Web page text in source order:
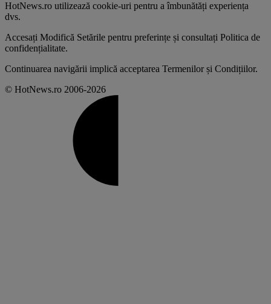
HotNews.ro utilizează cookie-uri pentru a îmbunătăți experiența
dvs.
Accesați Modifică Setările pentru preferințe și consultați Politica de
confidențialitate.
Continuarea navigării implică acceptarea Termenilor și Condițiilor.
© HotNews.ro 2006-2026